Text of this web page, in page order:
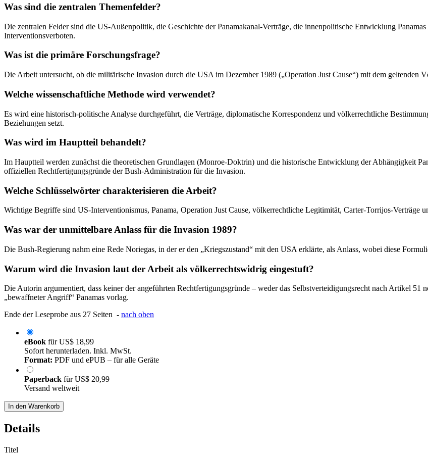
Was sind die zentralen Themenfelder?
Die zentralen Felder sind die US-Außenpolitik, die Geschichte der Panamakanal-Verträge, die innenpolitische Entwicklung
Interventionsverboten.
Was ist die primäre Forschungsfrage?
Die Arbeit untersucht, ob die militärische Invasion durch die USA im Dezember 1989 („Operation Just Cause“) mit dem geltenden
Welche wissenschaftliche Methode wird verwendet?
Es wird eine historisch-politische Analyse durchgeführt, die Verträge, diplomatische Korrespondenz und völkerrechtliche
Beziehungen setzt.
Was wird im Hauptteil behandelt?
Im Hauptteil werden zunächst die theoretischen Grundlagen (Monroe-Doktrin) und die historische Entwicklung der Abhängigkeit
offiziellen Rechtfertigungsgründe der Bush-Administration für die Invasion.
Welche Schlüsselwörter charakterisieren die Arbeit?
Wichtige Begriffe sind US-Interventionismus, Panama, Operation Just Cause, völkerrechtliche Legitimität, Carter-Torrijos-Verträge
Was war der unmittelbare Anlass für die Invasion 1989?
Die Bush-Regierung nahm eine Rede Noriegas, in der er den „Kriegszustand“ mit den USA erklärte, als Anlass, wobei diese
Warum wird die Invasion laut der Arbeit als völkerrechtswidrig eingestuft?
Die Autorin argumentiert, dass keiner der angeführten Rechtfertigungsgründe – weder das Selbstverteidigungsrecht nach Artikel
„bewaffneter Angriff“ Panamas vorlag.
Ende der Leseprobe aus 27 Seiten - nach oben
eBook fürUS$ 18,99
Sofort herunterladen. Inkl. MwSt.
Format: PDF und ePUB – für alle Geräte
Paperback fürUS$ 20,99
Versand weltweit
In den Warenkorb
Details
Titel